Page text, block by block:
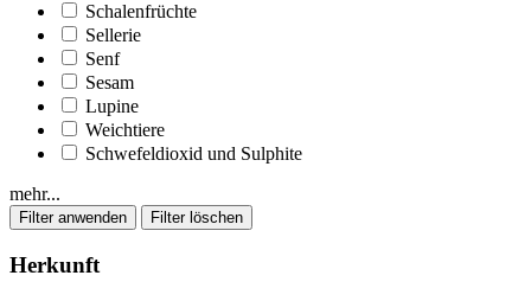
Schalenfrüchte
Sellerie
Senf
Sesam
Lupine
Weichtiere
Schwefeldioxid und Sulphite
mehr...
Herkunft